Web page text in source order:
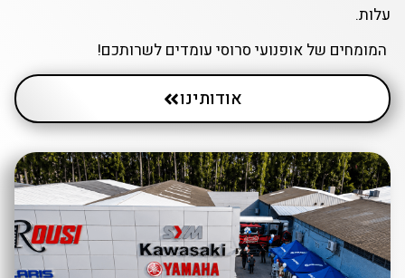
של אופנועי סרוסי עומדים לשרותכם!
אודותינו